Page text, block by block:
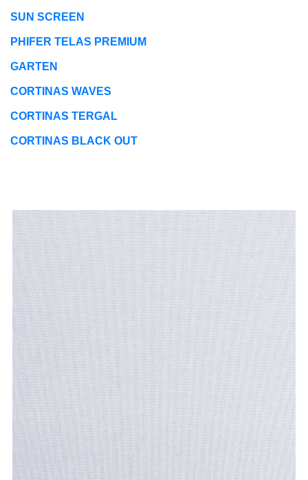
SUN SCREEN
PHIFER TELAS PREMIUM
GARTEN
CORTINAS WAVES
CORTINAS TERGAL
CORTINAS BLACK OUT